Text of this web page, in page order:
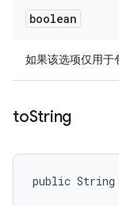
boolean
如果该选项仅用于
toString
public